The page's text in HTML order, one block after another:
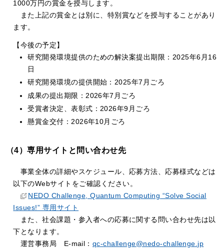
1000万円の賞金を授与します。
また上記の賞金とは別に、特別賞などを授与することがあり
ます。
【今後の予定】
研究開発環境提供のための解決案提出期限：2025年6月16
日
研究開発環境の提供開始：2025年7月ごろ
成果の提出期限：2026年7月ごろ
受賞者決定、表彰式：2026年9月ごろ
懸賞金交付：2026年10月ごろ
（4）専用サイトと問い合わせ先
事業全体の詳細やスケジュール、応募方法、応募様式などは
以下のWebサイトをご確認ください。
NEDO Challenge, Quantum Computing “Solve Social
Issues!” 専用サイト
また、社会課題・参入者への応募に関する問い合わせ先は以
下となります。
運営事務局
E-mail： qc-challenge@nedo-challenge.jp